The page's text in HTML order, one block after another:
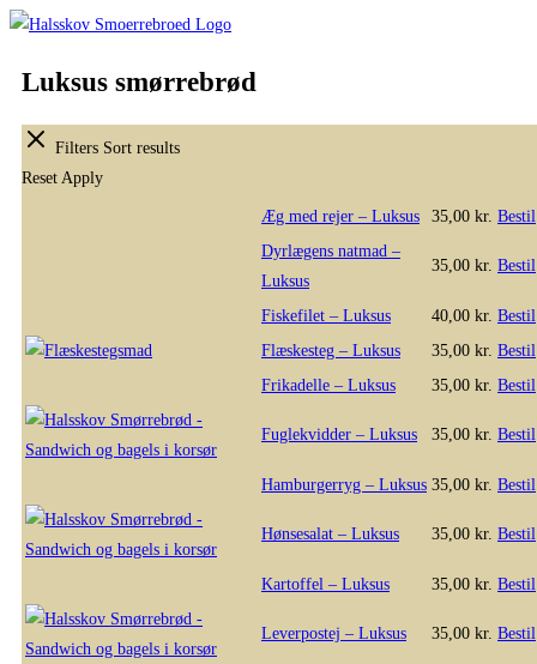
Skip
content
Luksus smørrebrød
Filters Sort results
Reset Apply
Æg med rejer – Luksus 35,00 kr. Bestil
Dyrlægens natmad –
Luksus
35,00 kr. Bestil
Fiskefilet – Luksus 40,00 kr. Bestil
Flæskesteg – Luksus
35,00 kr. Bestil
Frikadelle – Luksus
35,00 kr. Bestil
Fuglekvidder – Luksus 35,00 kr. Bestil
Hamburgerryg – Luksus 35,00 kr. Bestil
Hønsesalat – Luksus 35,00 kr. Bestil
Kartoffel – Luksus 35,00 kr. Bestil
Leverpostej – Luksus 35,00 kr. Bestil